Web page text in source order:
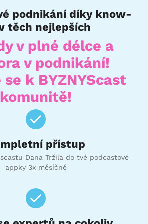
podnikání díky know-
těch nejlepších
v plné délce a
v podnikání!
k BYZNYScast
komunitě!
přístup
Dana Tržila do tvé podcastové
appky 3x měsíčně